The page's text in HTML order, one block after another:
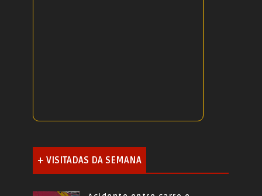
+ VISITADAS DA SEMANA